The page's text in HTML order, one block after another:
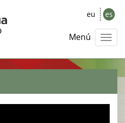
eu es
Menú